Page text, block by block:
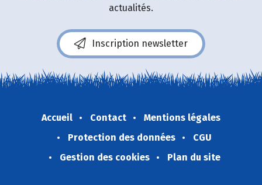
actualités.
Inscription newsletter
Accueil Contact
Mentions légales
Protection des données
CGU
Gestion des cookies
Plan du site